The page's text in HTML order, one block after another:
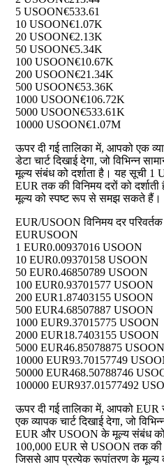
5 USOON€533.61
10 USOON€1.07K
20 USOON€2.13K
50 USOON€5.34K
100 USOON€10.67K
200 USOON€21.34K
500 USOON€53.36K
1000 USOON€106.72K
5000 USOON€533.61K
10000 USOON€1.07M
ऊपर दी गई तालिका में, आपको एक
डेटा चार्ट दिखाई देगा, जो विभिन्न
मूल्य संबंध को दर्शाता है। यह सूची
EUR तक की विनिमय दरों को
मूल्य को स्पष्ट रूप से समझ सकते हैं।
EUR/USOON विनिमय दर परिवर्तक
EURUSOON
1 EUR0.00937016 USOON
10 EUR0.09370158 USOON
50 EUR0.46850789 USOON
100 EUR0.93701577 USOON
200 EUR1.87403155 USOON
500 EUR4.68507887 USOON
1000 EUR9.37015775 USOON
2000 EUR18.7403155 USOON
5000 EUR46.85078875 USOON
10000 EUR93.70157749
50000 EUR468.50788746
100000 EUR937.01577492
ऊपर दी गई तालिका में, आपको
एक व्यापक चार्ट दिखाई देगा, जो
EUR और USOON के मूल्य संबंध को
100,000 EUR से USOON तक की
जिससे आप प्रत्येक रूपांतरण के